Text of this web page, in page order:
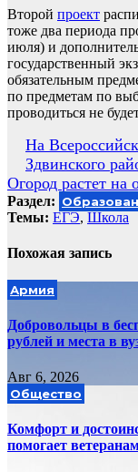
Второй проект
тоже два периода
июля) и
государственный
обязательным
по предметам по
проводиться не
Навигация
по
записям
На
Здвинского
Огород растет на
Раздел:
Темы: ЕГЭ, Школа
Похожая запись
Армия
Добровольцы в
рублей и места в
Авг 6, 2026
Общество
Комфорт и
помогает